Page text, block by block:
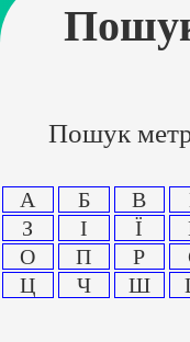
Пошук
А Б В
З
І Ї
О
П Р
Ц
Ч Ш